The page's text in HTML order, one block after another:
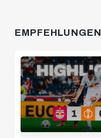
EMPFEHLUNGEN